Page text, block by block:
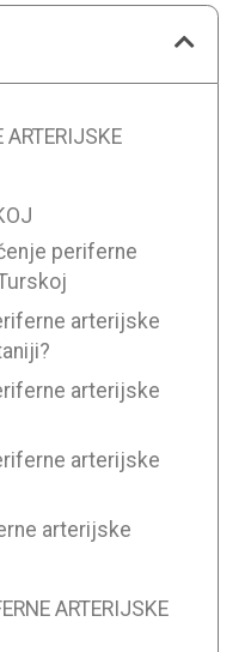
ARTERIJSKE
periferne
arterijske
arterijske
arterijske
arterijske
ARTERIJSKE